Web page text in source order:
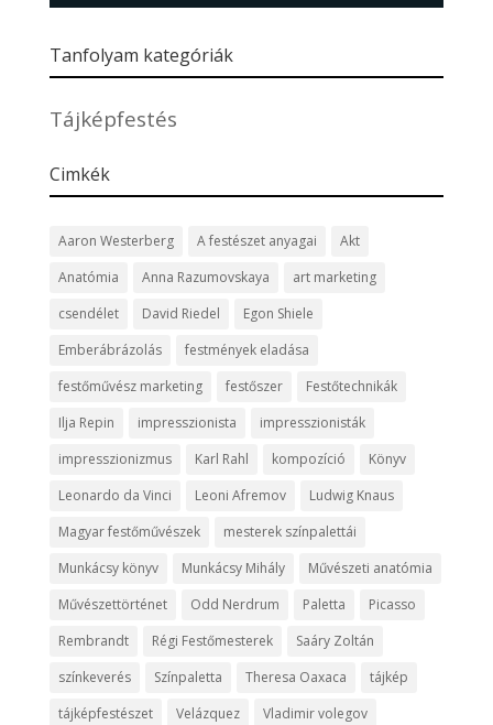
Tanfolyam kategóriák
Tájképfestés
Cimkék
Aaron Westerberg A festészet anyagai
Akt
Anatómia
Anna Razumovskaya
art marketing
csendélet
David Riedel
Egon Shiele
Emberábrázolás
festmények eladása
festőművész marketing
festőszer
Festőtechnikák
Ilja Repin
impresszionista
impresszionisták
impresszionizmus
Karl Rahl kompozíció
Könyv
Leonardo da Vinci
Leoni Afremov
Ludwig Knaus
Magyar festőművészek
mesterek színpalettái
Munkácsy könyv
Munkácsy Mihály
Művészeti anatómia
Művészettörténet
Odd Nerdrum Paletta
Picasso
Rembrandt
Régi Festőmesterek
Saáry Zoltán
színkeverés
Színpaletta Theresa Oaxaca
tájkép
tájképfestészet
Velázquez
Vladimir volegov